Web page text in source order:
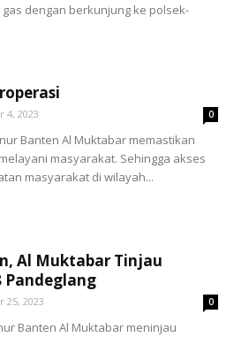
dengan berkunjung ke polsek-
4, 2023 0
Banten Al Muktabar memastikan
masyarakat. Sehingga akses
masyarakat di wilayah...
Al Muktabar Tinjau
Pandeglang
25, 2023 0
Banten Al Muktabar meninjau